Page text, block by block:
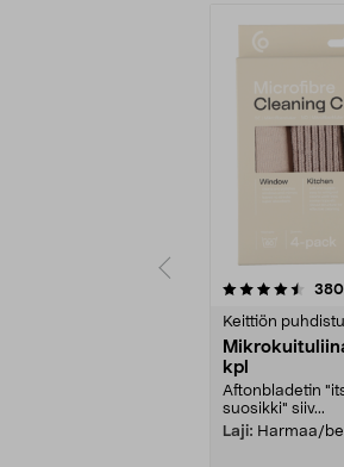
Keittiön
kpl
Aftonbladetin
suosikki" siiv...
Laji: Harmaa/